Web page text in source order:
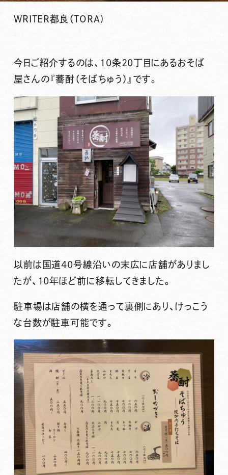
WRITER都良（TORA)
今日ご紹介するのは、10条20丁目にあるおそば
屋さんの『蕎酎（そばちゅう）』です。
以前は国道40号線沿いの末広に店舗がありまし
たが、10年ほど前に移転してきました。
駐車場は店舗の横を通って裏側にあり、けっこう
な台数が駐車可能です。